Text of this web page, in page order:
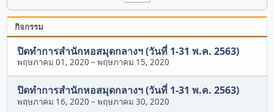
กิจกรรม
ปิดทำการสำนักหอสมุดกลางฯ (วันที่ 1-31 พ.ค. 2563)
พฤษภาคม 01, 2020 –พฤษภาคม 15, 2020
ปิดทำการสำนักหอสมุดกลางฯ (วันที่ 1-31 พ.ค. 2563)
พฤษภาคม 16, 2020 –พฤษภาคม 30, 2020